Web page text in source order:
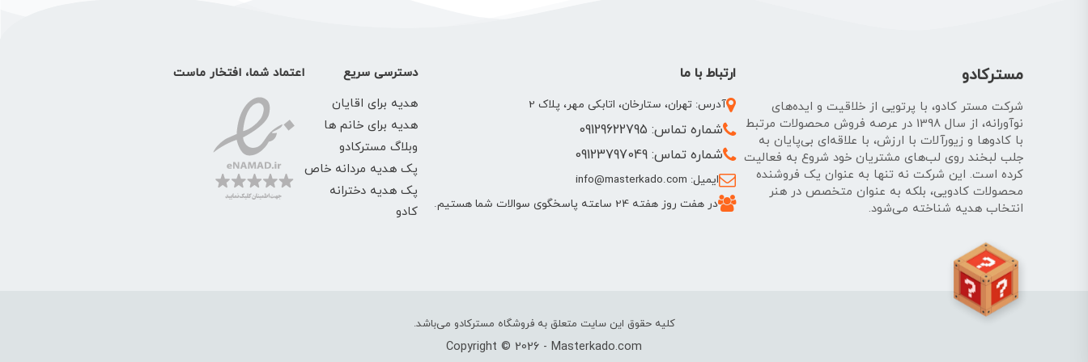
مسترکادو
شرکت مستر کادو، با پرتویی از خلاقیت و ایده‌های
نوآورانه، از سال 1398 در عرصه فروش محصولات مرتبط
با کادوها و زیورآلات با ارزش، با علاقه‌ای بی‌پایان به
جلب لبخند روی لب‌های مشتریان خود شروع به فعالیت
کرده است. این شرکت نه تنها به عنوان یک فروشنده
محصولات کادویی، بلکه به عنوان متخصص در هنر
انتخاب هدیه شناخته می‌شود.
ارتباط با ما
آدرس: تهران، ستارخان، اتابکی مهر، پلاک 2
شماره تماس: 09129622795
شماره تماس: 09123797049
ایمیل: info@masterkado.com
در هفت روز هفته 24 ساعته پاسخگوی سوالات شما هستیم.
دسترسی سریع
هدیه برای اقایان
هدیه برای خانم ها
وبلاگ مسترکادو
پک هدیه مردانه خاص
پک هدیه دخترانه
کادو
اعتماد شما، افتخار ماست
کلیه حقوق این سایت متعلق به فروشگاه مسترکادو می‌باشد.
Copyright © 2026 - Masterkado.com